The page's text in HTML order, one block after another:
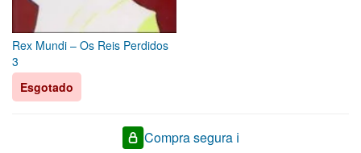
Rex Mundi – Os Reis Perdidos
3
Esgotado
Compra segura ℹ️